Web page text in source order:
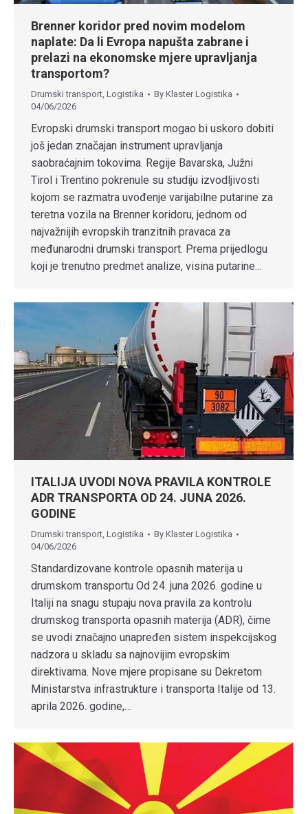
Brenner koridor pred novim modelom
naplate: Da li Evropa napušta zabrane i
prelazi na ekonomske mjere upravljanja
transportom?
Drumski transport, Logistika By Klaster Logistika
04/06/2026
Evropski drumski transport mogao bi uskoro dobiti
još jedan značajan instrument upravljanja
saobraćajnim tokovima. Regije Bavarska, Južni
Tirol i Trentino pokrenule su studiju izvodljivosti
kojom se razmatra uvođenje varijabilne putarine za
teretna vozila na Brenner koridoru, jednom od
najvažnijih evropskih tranzitnih pravaca za
međunarodni drumski transport. Prema prijedlogu
koji je trenutno predmet analize, visina putarine…
ITALIJA UVODI NOVA PRAVILA KONTROLE
ADR TRANSPORTA OD 24. JUNA 2026.
GODINE
Drumski transport, Logistika By Klaster Logistika
04/06/2026
Standardizovane kontrole opasnih materija u
drumskom transportu Od 24. juna 2026. godine u
Italiji na snagu stupaju nova pravila za kontrolu
drumskog transporta opasnih materija (ADR), čime
se uvodi značajno unapređen sistem inspekcijskog
nadzora u skladu sa najnovijim evropskim
direktivama. Nove mjere propisane su Dekretom
Ministarstva infrastrukture i transporta Italije od 13.
aprila 2026. godine,…